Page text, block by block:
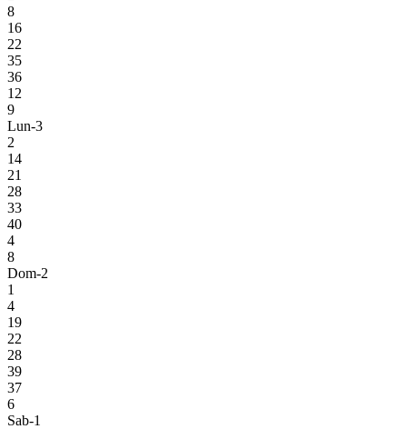
8
16
22
35
36
12
9
Lun-3
2
14
21
28
33
40
4
8
Dom-2
1
4
19
22
28
39
37
6
Sab-1